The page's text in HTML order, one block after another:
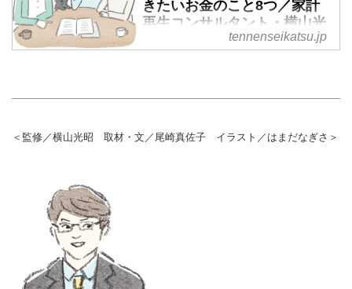
に備えましょう。まず始めたいの
は、いまの支出の見直し。これま
で2万4000件以上の家計を再生し
ついて伺いました。(『天然生
きたいお金のこと8つ／家計
再生コンサルタント・横山光
昭さん - 天然生活web
て、来年は安心して過ごせるよう
は、いまの支出の見直し。これま
tennenseikatsu.jp
＜監修／横山光昭 取材・文／尾崎真佐子 イラスト／はまだなぎさ＞